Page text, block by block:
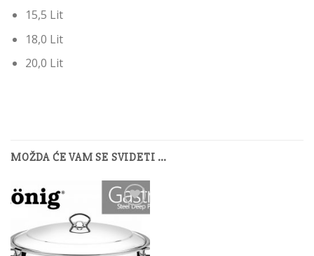
15,5 Lit
18,0 Lit
20,0 Lit
MOŽDA ĆE VAM SE SVIDETI …
Add to
Wishlist